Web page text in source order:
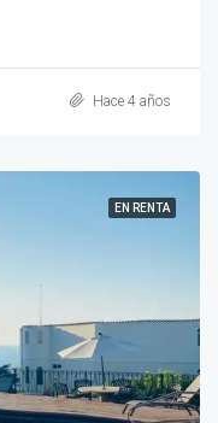
Hace 4 años
EN RENTA